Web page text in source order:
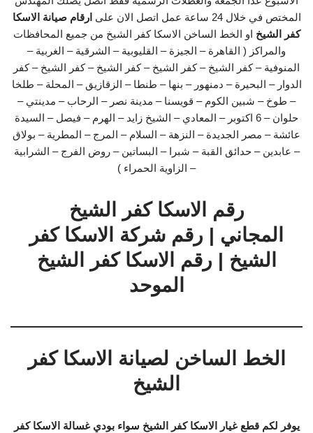
المختص في خلال 24 ساعة عمل اتصل الان على
ارقام صيانة الاسكا
كفر الشيخ او الخط الساخن الاسكا كفر الشيخ من جميع المحافظات
والمراكز ( القاهرة – الجيزة – القليوبية – الشرقية – الغربية –
المنوفية – كفر الشيخ – كفر الشيخ – كفر الشيخ – كفر الشيخ – كفر
الدوار – البحيرة – دمنهور – بنها – طنطا – الزقازيق – المحلة – طلخا
– طوخ – شبين الكوم – قويسنا – مدينة نصر – الرحاب – مدينتي –
حلوان – 6 اكتوبر – المعادي – الشيخ زايد – الهرم – فيصل – السيدة
عائشة – مصر الجديدة – النزهة – السلام – المرج – المطرية – بولاق
– عابدين – حدائق القبة – شبرا – البساتين – روض الفرج – الشرابية
– الزاوية الحمراء )
رقم الاسكا كفر الشيخ
المجاني | رقم شركة الاسكا كفر
الشيخ | رقم الاسكا كفر الشيخ
الموحد
الخط الساخن لصيانة الاسكا كفر
الشيخ
يوفر لكم قطع غيار الاسكا كفر الشيخ سواء بودي غسالة الاسكا كفر